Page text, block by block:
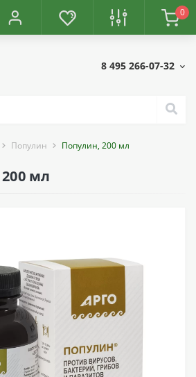
0
8 495 266-07-32
Популин Популин, 200 мл
мл